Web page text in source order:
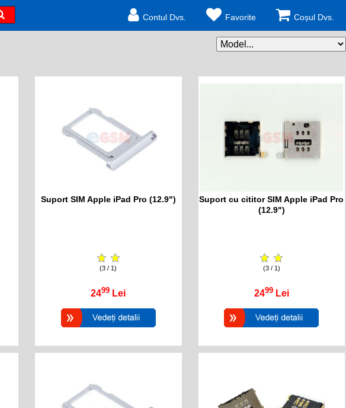
Contul Dvs. Favorite Coșul Dvs.
Suport SIM Apple iPad Pro (12.9")
(3 / 1)
2499 Lei
Suport cu cititor SIM Apple iPad Pro
(12.9")
(3 / 1)
2499 Lei